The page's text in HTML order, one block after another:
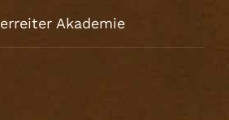
Akademie